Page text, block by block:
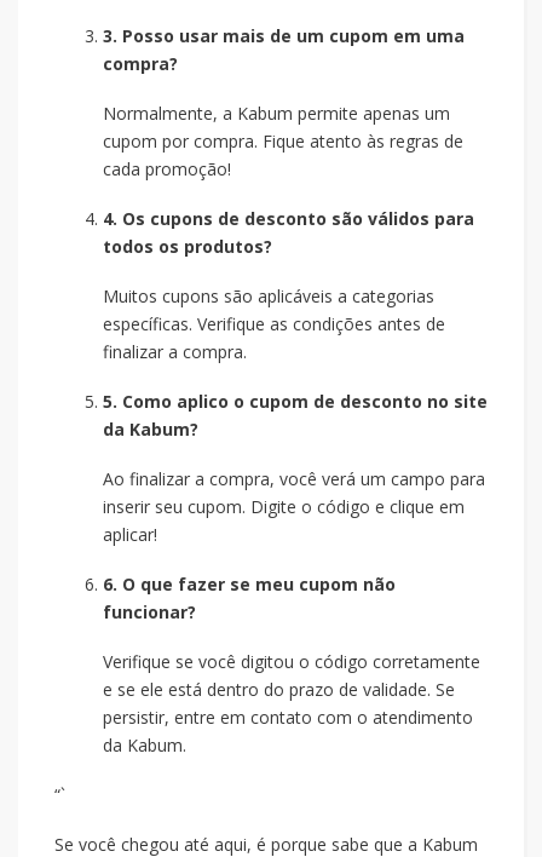
3. Posso usar mais de um cupom em uma
compra?
Normalmente, a Kabum permite apenas um
cupom por compra. Fique atento às regras de
cada promoção!
4. Os cupons de desconto são válidos para
todos os produtos?
Muitos cupons são aplicáveis a categorias
específicas. Verifique as condições antes de
finalizar a compra.
5. Como aplico o cupom de desconto no site
da Kabum?
Ao finalizar a compra, você verá um campo para
inserir seu cupom. Digite o código e clique em
aplicar!
6. O que fazer se meu cupom não
funcionar?
Verifique se você digitou o código corretamente
e se ele está dentro do prazo de validade. Se
persistir, entre em contato com o atendimento
da Kabum.
“`
Se você chegou até aqui, é porque sabe que a Kabum